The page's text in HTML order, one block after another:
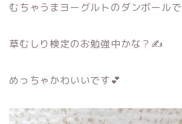
むちゃうまヨーグルトのダンボールで
草むしり検定のお勉強中かな？✍
めっちゃかわいいです💕